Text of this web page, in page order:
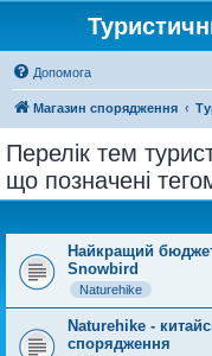
Допомога
Магазин спорядження
Перелік тем
що позначені
Найкращий
Snowbird
Naturehike
Naturehike -
спорядження